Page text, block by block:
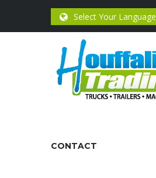
Select Your Language
CONTACT